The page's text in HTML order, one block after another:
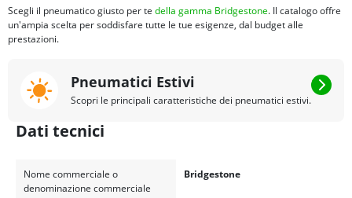
Scegli il pneumatico giusto per te della gamma Bridgestone. Il catalogo offre
un'ampia scelta per soddisfare tutte le tue esigenze, dal budget alle
prestazioni.
Pneumatici Estivi
Scopri le principali caratteristiche dei pneumatici estivi.
Dati tecnici
Nome commerciale o
denominazione commerciale
Bridgestone